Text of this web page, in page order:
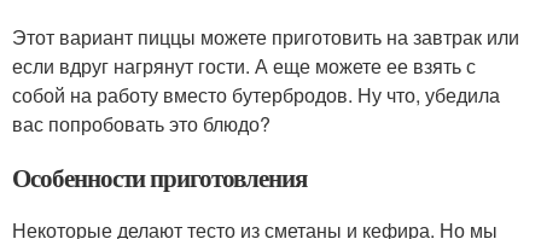
Этот вариант пиццы можете приготовить на завтрак или
если вдруг нагрянут гости. А еще можете ее взять с
собой на работу вместо бутербродов. Ну что, убедила
вас попробовать это блюдо?
Особенности приготовления
Некоторые делают тесто из сметаны и кефира. Но мы